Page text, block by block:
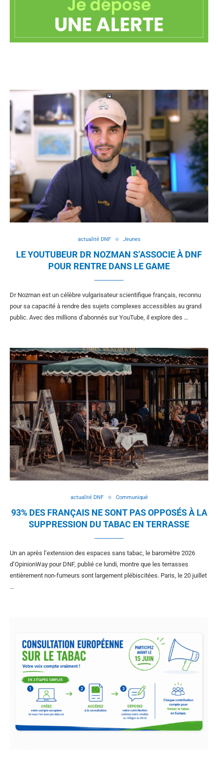
actualité DNF Jeunes
LE YOUTUBEUR DR NOZMAN S’ASSOCIE À DNF
POUR RENTRE DANS LE GAME
Dr Nozman est un célèbre vulgarisateur scientifique français, reconnu
pour sa capacité à rendre des sujets complexes accessibles au grand
public. Avec des millions d’abonnés sur YouTube, il explore des …
actualité DNF Communiqué
93% DES FRANÇAIS NE SONT PAS OPPOSÉS À LA
SUPPRESSION DU TABAC EN TERRASSE
Un an après l’extension des espaces sans tabac, le baromètre 2026
d’OpinionWay pour DNF, publié ce lundi, montre que les terrasses
entièrement non-fumeurs sont largement plébiscitées. Paris, le 20 juillet
…